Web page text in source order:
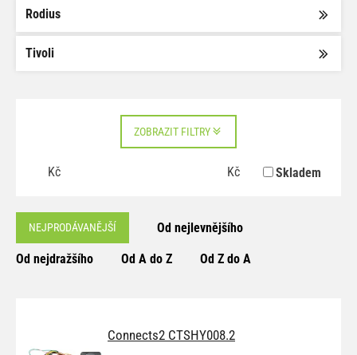
Rodius
Tivoli
ZOBRAZIT FILTRY
Kč Kč Skladem
NEJPRODÁVANĚJŠÍ Od nejlevnějšího
Od nejdražšího Od A do Z Od Z do A
Connects2 CTSHY008.2